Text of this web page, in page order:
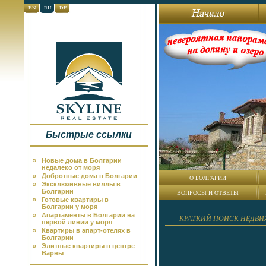
EN RU DE
Быстрые ссылки
»
Новые дома в Болгарии
недалеко от моря
»
Добротные дома в Болгарии
»
Эксклюзивные виллы в
Болгарии
»
Готовые квартиры в
Болгарии у моря
»
Апартаменты в Болгарии на
первой линии у моря
»
Квартиры в апарт-отелях в
Болгарии
»
Элитные квартиры в центре
Варны
О БОЛГАРИИ
ВОПРОСЫ И ОТВЕТЫ
КРАТКИЙ ПОИСК